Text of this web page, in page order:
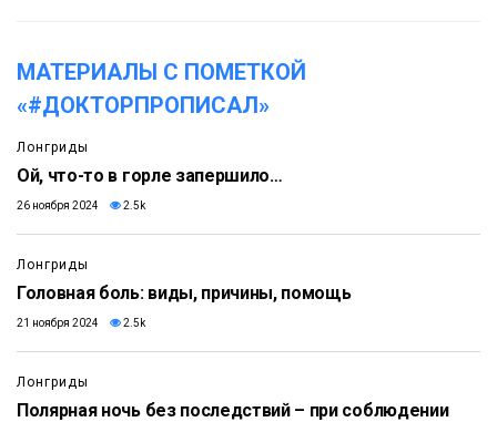
МАТЕРИАЛЫ С ПОМЕТКОЙ
«#ДОКТОРПРОПИСАЛ»
Лонгриды
Ой, что-то в горле запершило…
26 ноября 2024 2.5k
Лонгриды
Головная боль: виды, причины, помощь
21 ноября 2024 2.5k
Лонгриды
Полярная ночь без последствий – при соблюдении